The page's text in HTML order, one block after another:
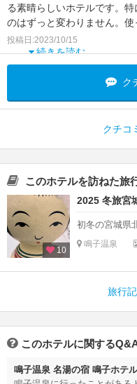
る素晴らしいホテルです。
のはずっと変わりません。
なくどのお料理も
続きを読む
投稿日:2023/10/15
ク
クチコ
このホテルを訪ねた旅
10
2025 冬旅宮
初冬の宮城県
鳴子温泉
旅行
このホテルに関するQ&A
鳴子温泉 名湯の宿 鳴子ホテ